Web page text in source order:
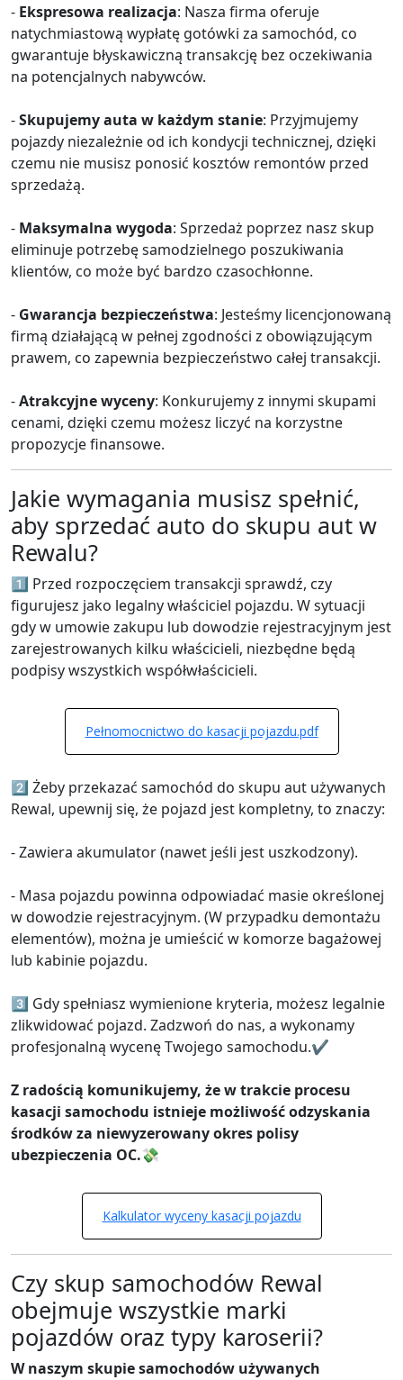
- Ekspresowa realizacja: Nasza firma oferuje
natychmiastową wypłatę gotówki za samochód, co
gwarantuje błyskawiczną transakcję bez oczekiwania
na potencjalnych nabywców.
-Skupujemy auta w każdym stanie: Przyjmujemy
pojazdy niezależnie od ich kondycji technicznej, dzięki
czemu nie musisz ponosić kosztów remontów przed
sprzedażą.
- Maksymalna wygoda: Sprzedaż poprzez nasz skup
eliminuje potrzebę samodzielnego poszukiwania
klientów, co może być bardzo czasochłonne.
- Gwarancja bezpieczeństwa: Jesteśmy licencjonowaną
firmą działającą w pełnej zgodności z obowiązującym
prawem, co zapewnia bezpieczeństwo całej transakcji.
-Atrakcyjne wyceny: Konkurujemy z innymi skupami
cenami, dzięki czemu możesz liczyć na korzystne
propozycje finansowe.
Jakie wymagania musisz spełnić,
aby sprzedać auto do skupu aut w
Rewalu?
1️⃣ Przed rozpoczęciem transakcji sprawdź, czy
figurujesz jako legalny właściciel pojazdu. W sytuacji
gdy w umowie zakupu lub dowodzie rejestracyjnym jest
zarejestrowanych kilku właścicieli, niezbędne będą
podpisy wszystkich współwłaścicieli.
Pełnomocnictwo do kasacji pojazdu.pdf
2️⃣ Żeby przekazać samochód do skupu aut używanych
Rewal, upewnij się, że pojazd jest kompletny, to znaczy:
- Zawiera akumulator (nawet jeśli jest uszkodzony).
- Masa pojazdu powinna odpowiadać masie określonej
w dowodzie rejestracyjnym. (W przypadku demontażu
elementów), można je umieścić w komorze bagażowej
lub kabinie pojazdu.
3️⃣ Gdy spełniasz wymienione kryteria, możesz legalnie
zlikwidować pojazd. Zadzwoń do nas, a wykonamy
profesjonalną wycenę Twojego samochodu.✔️
Z radością komunikujemy, że w trakcie procesu
kasacji samochodu istnieje możliwość odzyskania
środków za niewyzerowany okres polisy
ubezpieczenia OC.💸
Kalkulator wyceny kasacji pojazdu
Czy skup samochodów Rewal
obejmuje wszystkie marki
pojazdów oraz typy karoserii?
W naszym skupie samochodów używanych